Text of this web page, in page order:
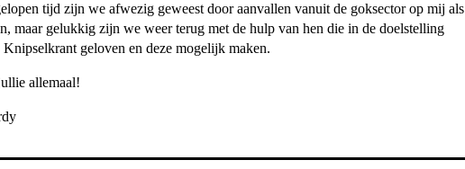
tijd zijn we afwezig geweest door aanvallen vanuit de goksector op mij als
maar gelukkig zijn we weer terug met de hulp van hen die in de doelstelling
Knipselkrant geloven en deze mogelijk maken.
allemaal!